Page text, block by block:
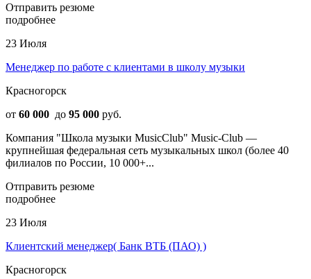
Отправить резюме
подробнее
23 Июля
Менеджер по работе с клиентами в школу музыки
Красногорск
от 60 000 до 95 000 руб.
Компания "Школа музыки MusicClub" Music-Club —
крупнейшая федеральная сеть музыкальных школ (более 40
филиалов по России, 10 000+...
Отправить резюме
подробнее
23 Июля
Клиентский менеджер( Банк ВТБ (ПАО) )
Красногорск